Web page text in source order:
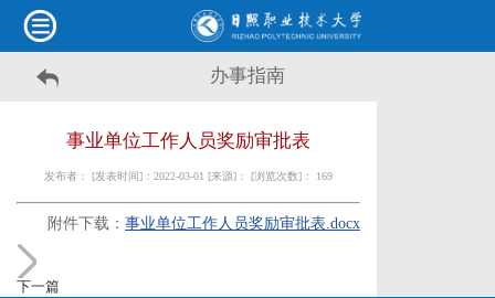
办事指南
事业单位工作人员奖励审批表
发布者： [发表时间]：2022-03-01 [来源]： [浏览次数]： 169
附件下载： 事业单位工作人员奖励审批表.docx
下一篇